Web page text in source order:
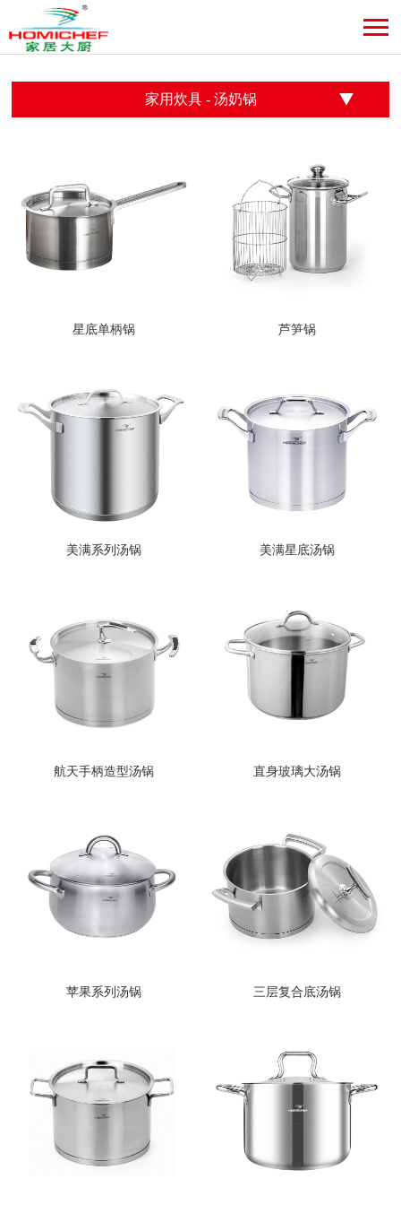
家用炊具- 汤奶锅
星底单柄锅 芦笋锅
美满系列汤锅 美满星底汤锅
航天手柄造型汤锅 直身玻璃大汤锅
苹果系列汤锅 三层复合底汤锅